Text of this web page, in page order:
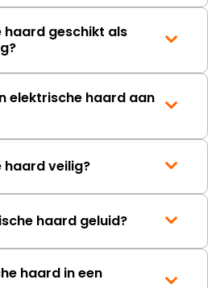
haard geschikt als
elektrische haard aan
haard veilig?
haard geluid?
haard in een